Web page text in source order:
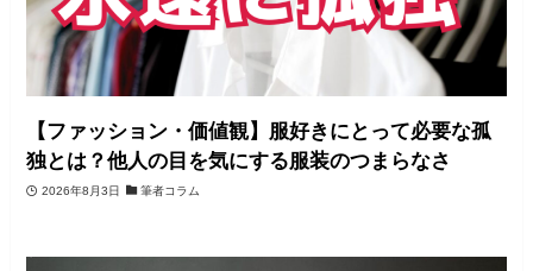
【ファッション・価値観】服好きにとって必要な孤
独とは？他人の目を気にする服装のつまらなさ
2026年8月3日 筆者コラム